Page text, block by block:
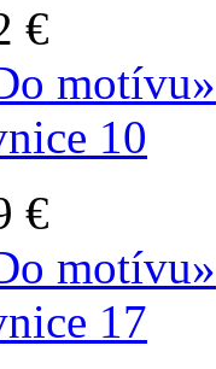
€
motívu»
10
€
motívu»
17